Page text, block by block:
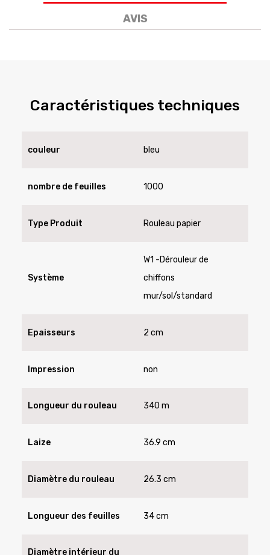
AVIS
Caractéristiques techniques
couleur bleu
nombre de feuilles 1000
Type Produit Rouleau papier
Système
W1 -Dérouleur de
chiffons
mur/sol/standard
Epaisseurs 2 cm
Impression non
Longueur du rouleau 340 m
Laize 36.9 cm
Diamètre du rouleau 26.3 cm
Longueur des feuilles 34 cm
Diamètre intérieur du